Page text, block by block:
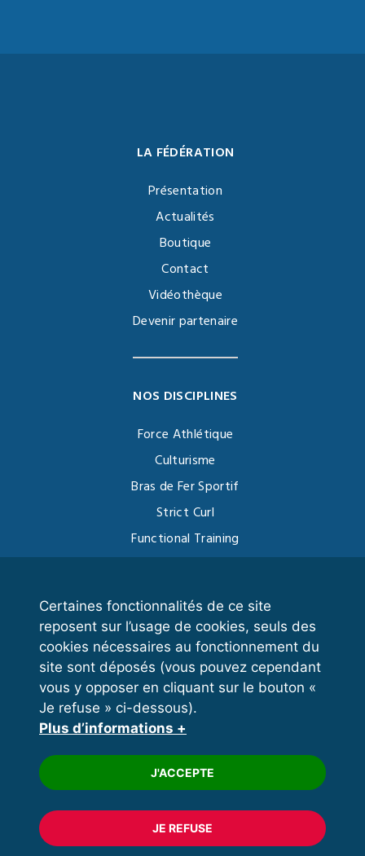
Certaines fonctionnalités de ce site
reposent sur l’usage de cookies, seuls des
cookies nécessaires au fonctionnement du
site sont déposés (vous pouvez cependant
vous y opposer en cliquant sur le bouton «
Je refuse » ci-dessous).
Plus d’informations +
J'ACCEPTE
JE REFUSE
LA FÉDÉRATION
Présentation
Actualités
Boutique
Contact
Vidéothèque
Devenir partenaire
NOS DISCIPLINES
Force Athlétique
Culturisme
Bras de Fer Sportif
Strict Curl
Functional Training
VOS ESPACES
Espace dirigeant
Espace licencié
Trouver un club
Formation
© 2020 FFFORCE Tous droits réservés